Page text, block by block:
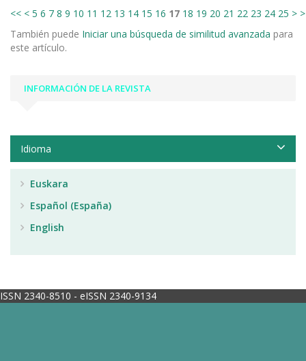
<< < 5 6 7 8 9 10 11 12 13 14 15 16 17 18 19 20 21 22 23 24 25 >
También puede Iniciar una búsqueda de similitud avanzada para
este artículo.
INFORMACIÓN DE LA REVISTA
Idioma
Euskara
Español (España)
English
ISSN 2340-8510 - eISSN 2340-9134